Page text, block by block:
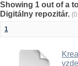
Showing 1 out of a
Digitálny repozitár.
1